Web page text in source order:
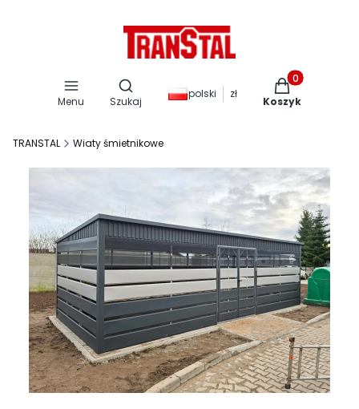
Menu
Otwórz wyszukiwarkę
Szukaj
polski zł Produkty w
Koszyk
TRANSTAL Wiaty śmietnikowe